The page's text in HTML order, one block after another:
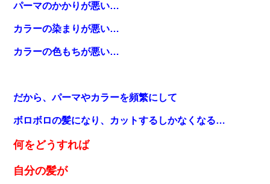
パーマのかかりが悪い…
カラーの染まりが悪い…
カラーの色もちが悪い…
だから、パーマやカラーを頻繁にして
ボロボロの髪になり 、カットするしかなくなる…
何をどうすれば
自分の髪が